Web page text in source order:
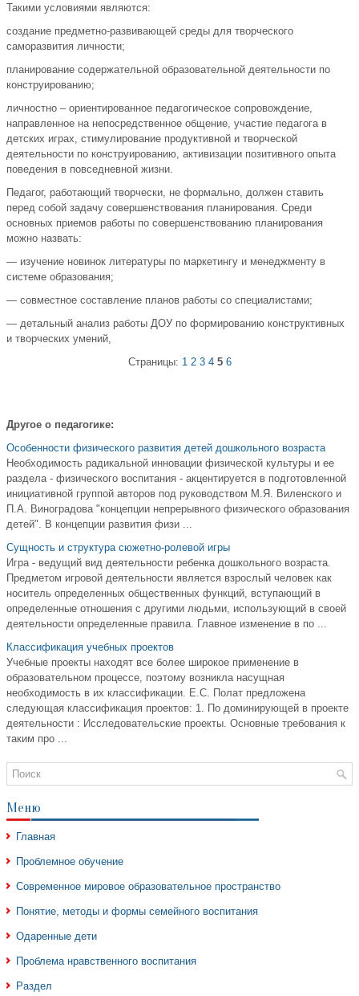
Такими условиями являются:
создание предметно-развивающей среды для творческого
саморазвития личности;
планирование содержательной образовательной деятельности по
конструированию;
личностно – ориентированное педагогическое сопровождение,
направленное на непосредственное общение, участие педагога в
детских играх, стимулирование продуктивной и творческой
деятельности по конструированию, активизации позитивного опыта
поведения в повседневной жизни.
Педагог, работающий творчески, не формально, должен ставить
перед собой задачу совершенствования планирования. Среди
основных приемов работы по совершенствованию планирования
можно назвать:
— изучение новинок литературы по маркетингу и менеджменту в
системе образования;
— совместное составление планов работы со специалистами;
— детальный анализ работы ДОУ по формированию конструктивных
и творческих умений,
Страницы: 1 2 3 4 5 6
Другое о педагогике:
Особенности физического развития детей дошкольного возраста
Необходимость радикальной инновации физической культуры и ее
раздела - физического воспитания - акцентируется в подготовленной
инициативной группой авторов под руководством М.Я. Виленского и
П.А. Виноградова "концепции непрерывного физического образования
детей". В концепции развития физи ...
Сущность и структура сюжетно-ролевой игры
Игра - ведущий вид деятельности ребенка дошкольного возраста.
Предметом игровой деятельности является взрослый человек как
носитель определенных общественных функций, вступающий в
определенные отношения с другими людьми, использующий в своей
деятельности определенные правила. Главное изменение в по ...
Классификация учебных проектов
Учебные проекты находят все более широкое применение в
образовательном процессе, поэтому возникла насущная
необходимость в их классификации. Е.С. Полат предложена
следующая классификация проектов: 1. По доминирующей в проекте
деятельности : Исследовательские проекты. Основные требования к
таким про ...
Меню
Главная
Проблемное обучение
Современное мировое образовательное пространство
Понятие, методы и формы семейного воспитания
Одаренные дети
Проблема нравственного воспитания
Раздел